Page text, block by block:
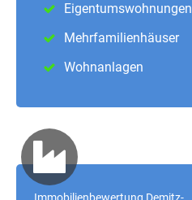
Eigentumswohnungen
Mehrfamilienhäuser
Wohnanlagen